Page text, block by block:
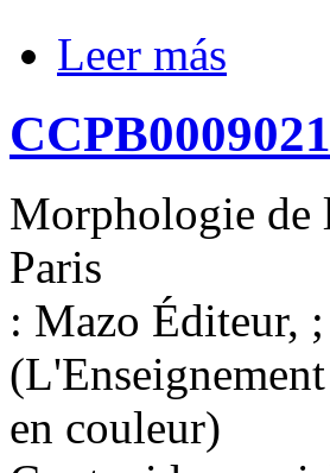
Leer más
Morphologie de
Paris
: Mazo Éditeur,
en couleur)